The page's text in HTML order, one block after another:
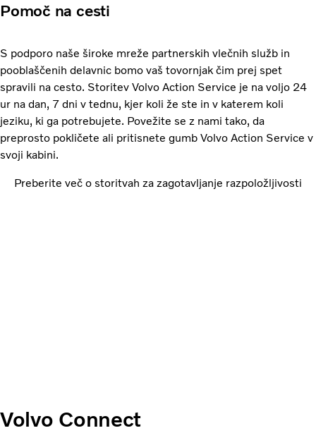
Pomoč na cesti
S podporo naše široke mreže partnerskih vlečnih služb in
pooblaščenih delavnic bomo vaš tovornjak čim prej spet
spravili na cesto. Storitev Volvo Action Service je na voljo 24
ur na dan, 7 dni v tednu, kjer koli že ste in v katerem koli
jeziku, ki ga potrebujete. Povežite se z nami tako, da
preprosto pokličete ali pritisnete gumb Volvo Action Service v
svoji kabini.
Preberite več o storitvah za zagotavljanje razpoložljivosti
Volvo Connect